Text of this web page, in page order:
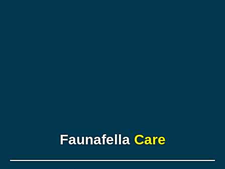
FaunafellaCare